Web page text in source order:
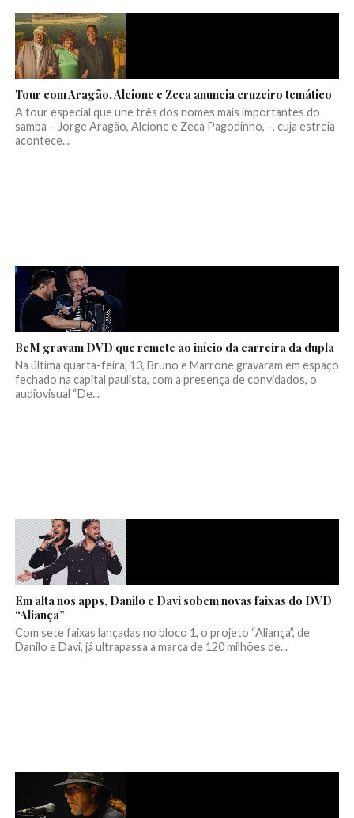
Tour com Aragão, Alcione e Zeca anuncia cruzeiro temático
A tour especial que une três dos nomes mais importantes do
samba – Jorge Aragão, Alcione e Zeca Pagodinho, –, cuja estreia
acontece...
BeM gravam DVD que remete ao início da carreira da dupla
Na última quarta-feira, 13, Bruno e Marrone gravaram em espaço
fechado na capital paulista, com a presença de convidados, o
audiovisual “De...
Em alta nos apps, Danilo e Davi sobem novas faixas do DVD
“Aliança”
Com sete faixas lançadas no bloco 1, o projeto “Aliança”, de
Danilo e Davi, já ultrapassa a marca de 120 milhões de...